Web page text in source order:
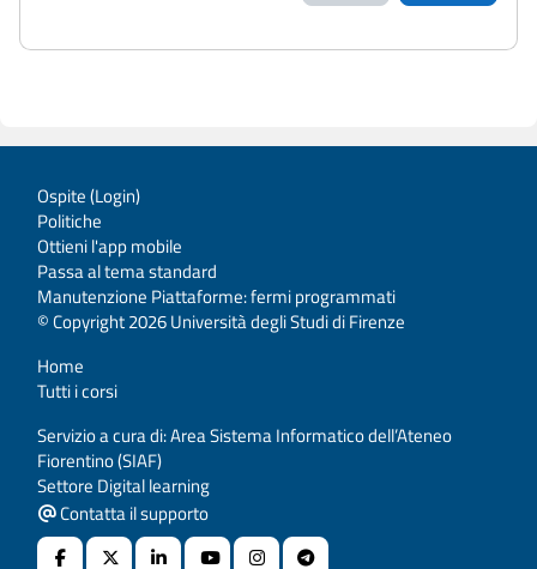
Ospite (Login)
Politiche
Ottieni l'app mobile
Passa al tema standard
Manutenzione Piattaforme: fermi programmati
© Copyright 2026 Università degli Studi di Firenze
Home
Tutti i corsi
Servizio a cura di: Area Sistema Informatico dell’Ateneo
Fiorentino (SIAF)
Settore Digital learning
Contatta il supporto